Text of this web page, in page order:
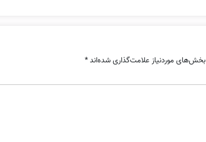
بخش‌های موردنیاز علامت‌گذاری شده‌اند*